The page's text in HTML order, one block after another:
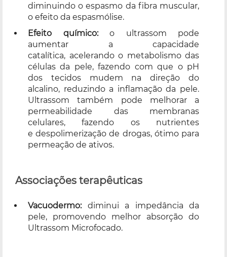
diminuindo o espasmo da fibra muscular,
o efeito da espasmólise.
Efeito químico:o ultrassom pode
aumentar a capacidade
catalítica, acelerando o metabolismo das
células da pele, fazendo com que o pH
dos tecidos mudem na direção do
alcalino, reduzindo a inflamação da pele.
Ultrassom também pode melhorar a
permeabilidade das membranas
celulares, fazendo os nutrientes
e despolimerização de drogas, ótimo para
permeação de ativos.
Associações terapêuticas
Vacuodermo:diminui a impedância da
pele, promovendo melhor absorção do
Ultrassom Microfocado.